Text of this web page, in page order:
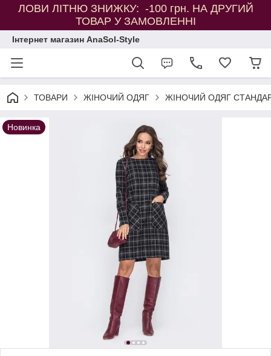
ЛОВИ ЛІТНЮ ЗНИЖКУ: -100 грн. НА ДРУГИЙ
ТОВАР У ЗАМОВЛЕННІ
Інтернет магазин AnaSol-Style
ТОВАРИ ЖІНОЧИЙ ОДЯГ ЖІНОЧИЙ ОДЯГ
Новинка